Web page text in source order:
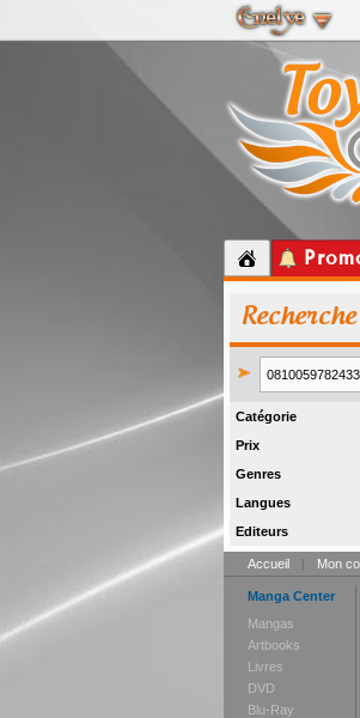
Recherche
Catégorie
Prix
Genres
Langues
Editeurs
Accueil | Mon
Manga Center
Mangas
Artbooks
Livres
DVD
Blu-Ray